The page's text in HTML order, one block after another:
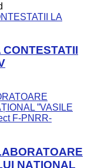
NAȚIONAL